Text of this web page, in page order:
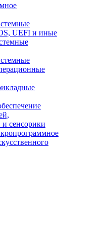
UEFI и иные
и сенсорики